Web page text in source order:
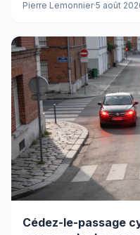
Pierre Lemonnier·5 août
Cédez-le-passage